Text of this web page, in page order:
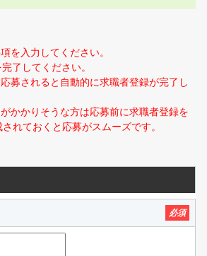
を入力してください。
了してください。
募されると自動的に求職者登録が完了し
かかりそうな方は応募前に求職者登録を
れておくと応募がスムーズです。
必須